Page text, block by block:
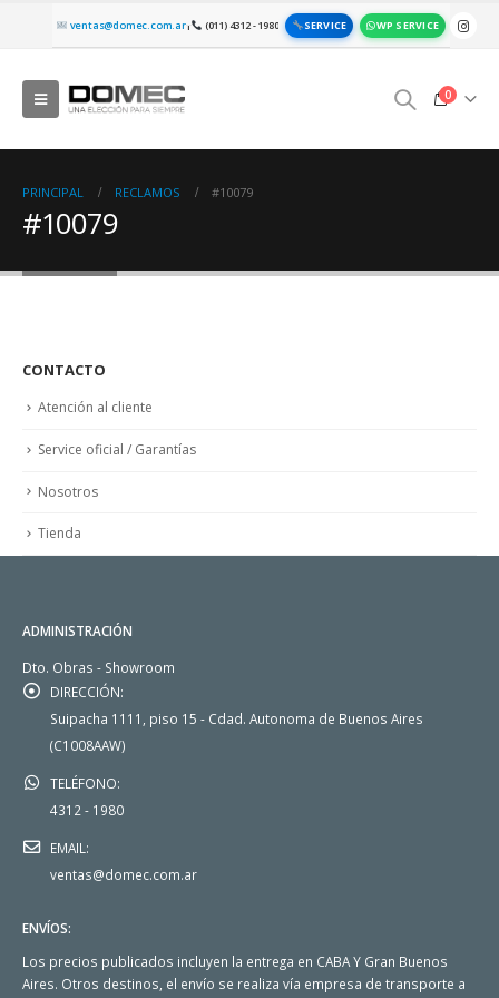
ventas@domec.com.ar| (011) 4312 - 1980 SERVICE WP SERVICE
0
PRINCIPAL RECLAMOS #10079
#10079
CONTACTO
Atención al cliente
Service oficial / Garantías
Nosotros
Tienda
ADMINISTRACIÓN
Dto. Obras - Showroom
DIRECCIÓN:
Suipacha 1111, piso 15 - Cdad. Autonoma de Buenos Aires
(C1008AAW)
TELÉFONO:
4312 - 1980
EMAIL:
ventas@domec.com.ar
ENVÍOS:
Los precios publicados incluyen la entrega en CABA Y Gran Buenos
Aires. Otros destinos, el envío se realiza vía empresa de transporte a